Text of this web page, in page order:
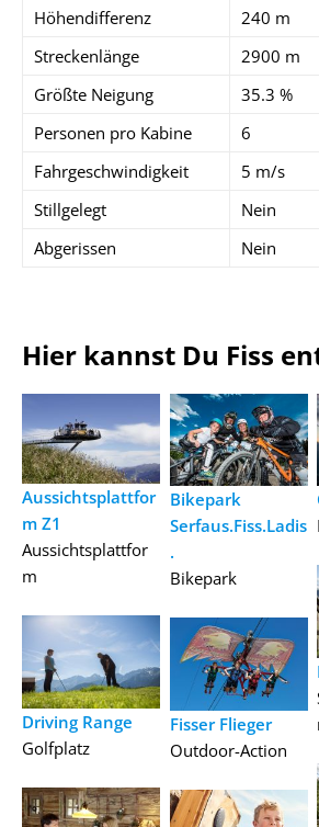
Höhendifferenz
240 m
Streckenlänge
2900 m
Größte Neigung
35.3 %
Personen pro Kabine
6
Fahrgeschwindigkeit
5 m/s
Stillgelegt
Nein
Abgerissen
Nein
Hier kannst Du Fiss
Aussichtsplattfor
m Z1
Aussichtsplattfor
m
Driving Range
Golfplatz
Bikepark
Serfaus.Fiss.Ladis
.
Bikepark
Fisser Flieger
Outdoor-Action